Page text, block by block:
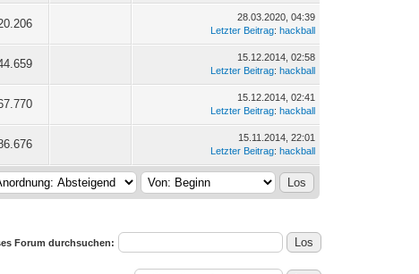
28.03.2020, 04:39
Letzter Beitrag:hackball
15.12.2014, 02:58
Letzter Beitrag:hackball
15.12.2014, 02:41
Letzter Beitrag:hackball
15.11.2014, 22:01
Letzter Beitrag:hackball
Forum durchsuchen: